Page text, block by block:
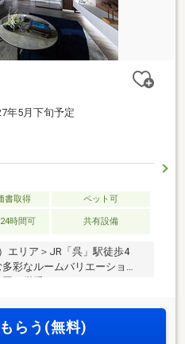
年5月下旬予定
書取得
ペット可
時間可 共有設備
エリア＞JR「呉」駅徒歩4
彩なルームバリエーショ
、厳重なセキュリティシス
20階建て・総戸数184戸のレ
らう(無料)